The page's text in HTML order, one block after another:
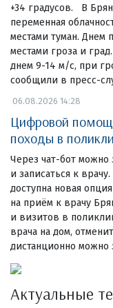
+34 градусов. В
переменная
местами туман. Днем
местами гроза и
днем 9-14 м/с, при
сообщили в пресс-
06.08.2026 14:28
Цифровой
походы в
Через чат-бот можно
и записаться к
доступна новая
на приём к врачу
и визитов в
врача на дом,
дистанционно можно
Актуальные